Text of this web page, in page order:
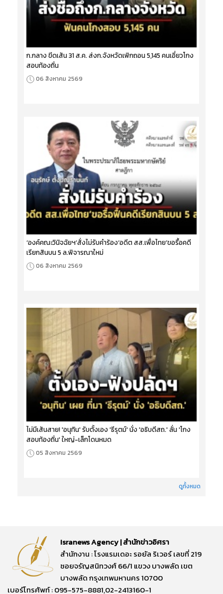
ก.กลาง ขีดเส้น 31 ส.ค. ส่งก.จังหวัดเพิกถอน 5,145 คนเอี่ยวโกง
สอบท้องถิ่น
06 สิงหาคม 2569
‘องค์คณะวินิจฉัยฯ’สั่งไม่รับคำร้อง‘อดีต สส.เพื่อไทย’ขอรื้อคดี
เรียกสินบน 5 ล.พิจารณาใหม่
06 สิงหาคม 2569
ไม่มีเส้นสาย! 'อนุทิน' รับตั้งเอง 'ธีรุตม์' นั่ง 'อธิบดีสถ.' ลั่น 'โกง
สอบท้องถิ่น' ใหญ่-เล็กโดนหมด
05 สิงหาคม 2569
ดูทั้งหมด
Isranews Agency | สำนักข่าวอิศรา
สำนักงาน : โรงแรมเดอะ รอยัล ริเวอร์ เลขที่ 219
ซอยจรัญสนิทวงศ์ 66/1 แขวง บางพลัด เขต
บางพลัด กรุงเทพมหานคร 10700
เบอร์โทรศัพท์ : 095-575-8881,02-2413160-1